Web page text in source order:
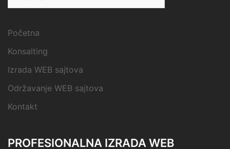
Početna
Konsalting
Izrada WEB sajtova
Održavanje WEB sajtova
Kontakt
PROFESIONALNA IZRADA WEB